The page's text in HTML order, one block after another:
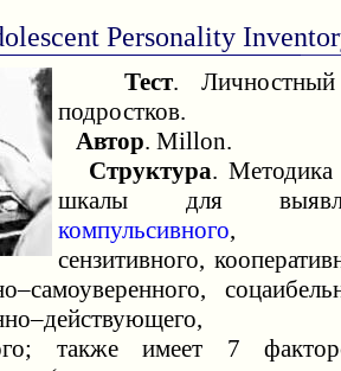
Personality
Тест.
подростков.
Автор. Millon.
Структура. Методика
шкалы для
компульсивного,
сензитивного,
также имеет 7